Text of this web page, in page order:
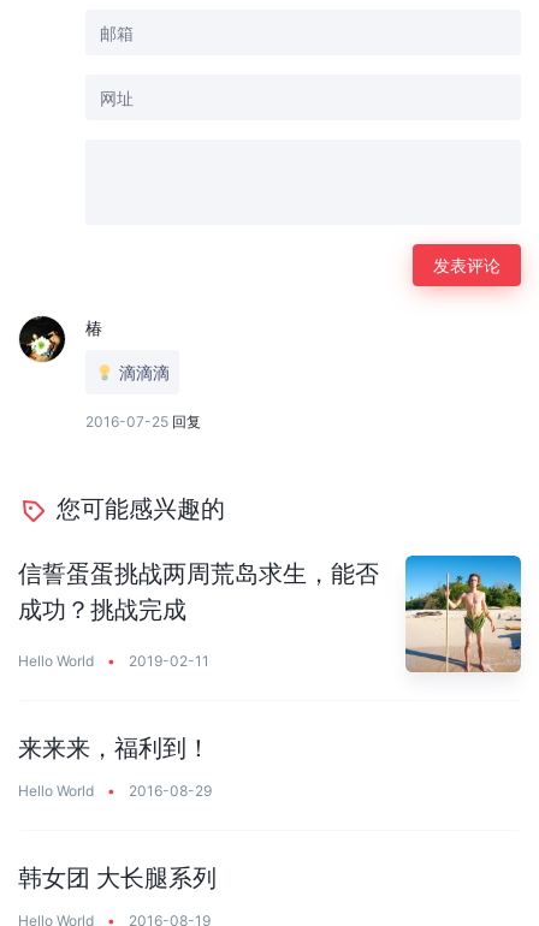
椿
滴滴滴
2016-07-25 回复
您可能感兴趣的
信誓蛋蛋挑战两周荒岛求生，能否
成功？挑战完成
Hello World • 2019-02-11
来来来，福利到！
Hello World • 2016-08-29
韩女团 大长腿系列
Hello World • 2016-08-19